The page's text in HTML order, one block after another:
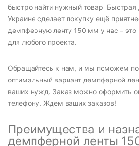
быстро найти нужный товар. Быстрая
Украине сделает покупку ещё
демпферную ленту 150 мм у нас – это
для любого проекта.
Обращайтесь к нам, и мы поможем
оптимальный вариант демпферной
ваших нужд. Заказ можно оформить
телефону. Ждем ваших заказов!
Преимущества и
демпферной ленты